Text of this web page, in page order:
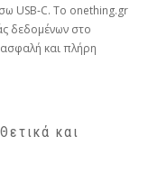
USB‑C. Το onething.gr
δεδομένων στο
και πλήρη
και